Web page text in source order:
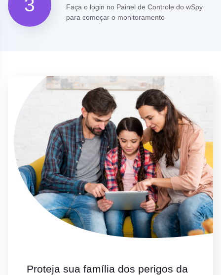
3
Faça o login no Painel de Controle do wSpy
para começar o monitoramento
Proteja sua família dos perigos da